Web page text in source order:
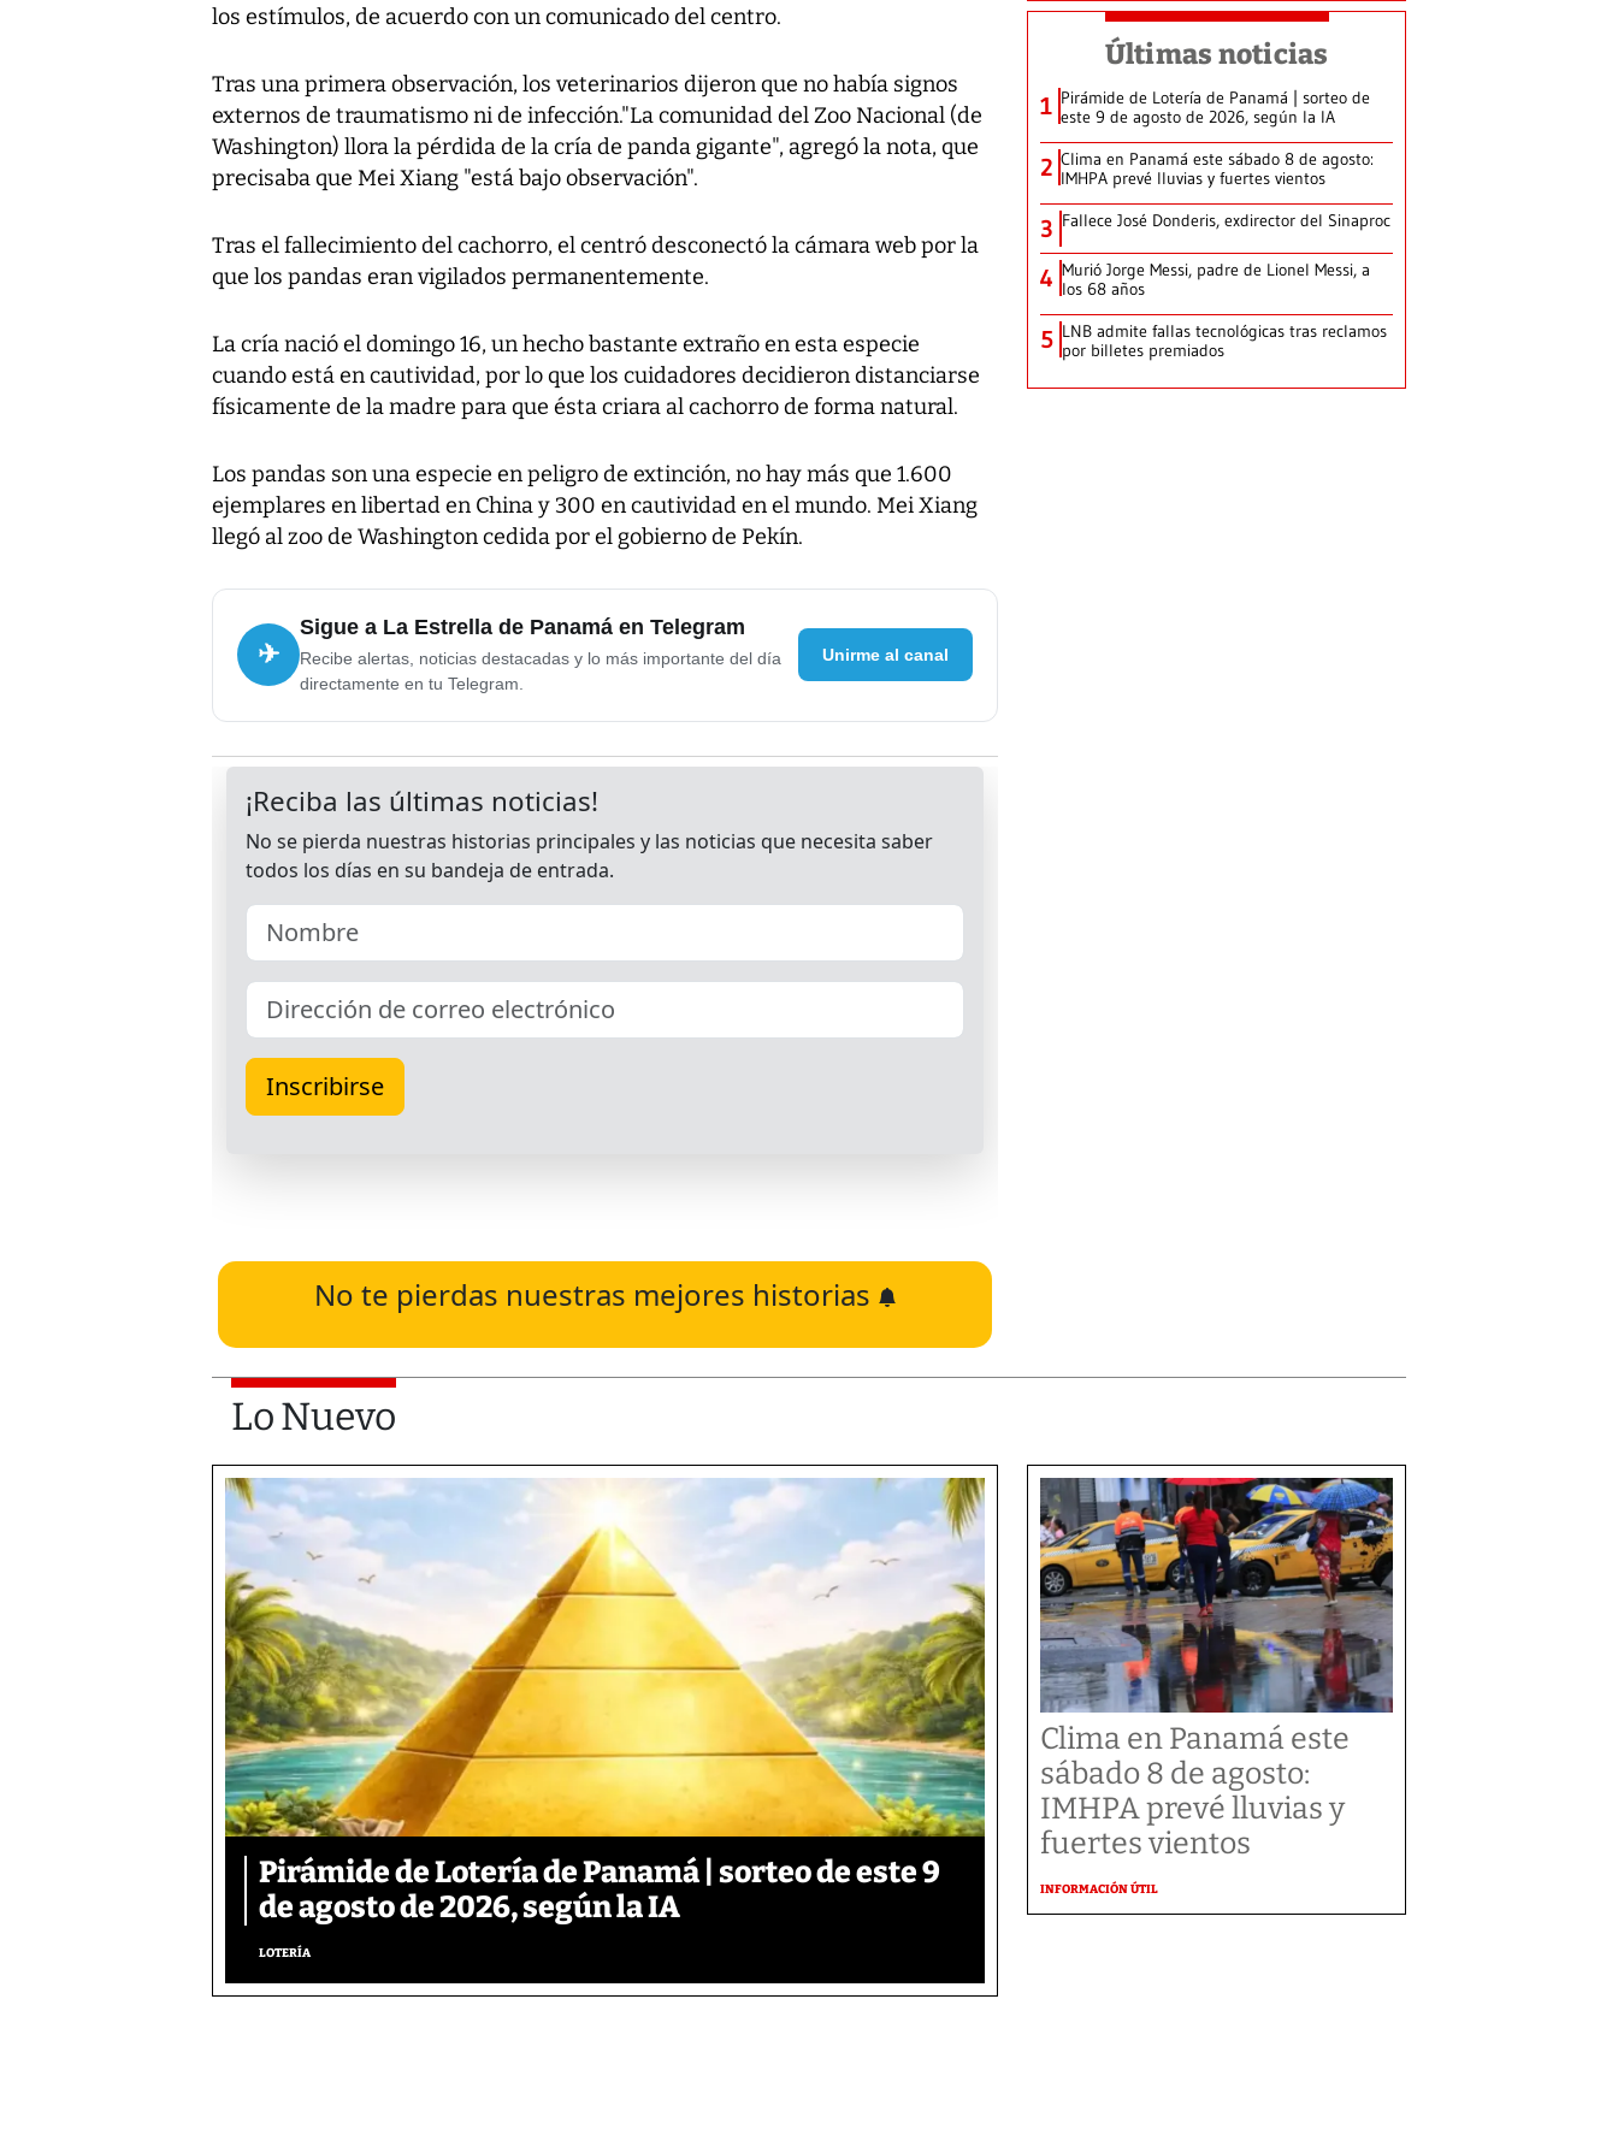
los estímulos, de acuerdo con un comunicado del centro.
Tras una primera observación, los veterinarios dijeron que no había signos
externos de traumatismo ni de infección."La comunidad del Zoo Nacional (de
Washington) llora la pérdida de la cría de panda gigante", agregó la nota, que
precisaba que Mei Xiang "está bajo observación".
Tras el fallecimiento del cachorro, el centró desconectó la cámara web por la
que los pandas eran vigilados permanentemente.
La cría nació el domingo 16, un hecho bastante extraño en esta especie
cuando está en cautividad, por lo que los cuidadores decidieron distanciarse
físicamente de la madre para que ésta criara al cachorro de forma natural.
Los pandas son una especie en peligro de extinción, no hay más que 1.600
ejemplares en libertad en China y 300 en cautividad en el mundo. Mei Xiang
llegó al zoo de Washington cedida por el gobierno de Pekín.
✈
Sigue a La Estrella de Panamá en Telegram
Recibe alertas, noticias destacadas y lo más importante del día
directamente en tu Telegram.
Unirme al canal
No te pierdas nuestras mejores historias
Últimas noticias
1 Pirámide de Lotería de Panamá | sorteo de
este 9 de agosto de 2026, según la IA
2 Clima en Panamá este sábado 8 de agosto:
IMHPA prevé lluvias y fuertes vientos
3 Fallece José Donderis, exdirector del Sinaproc
4 Murió Jorge Messi, padre de Lionel Messi, a
los 68 años
5 LNB admite fallas tecnológicas tras reclamos
por billetes premiados
Lo Nuevo
Pirámide de Lotería de Panamá | sorteo de este 9
de agosto de 2026, según la IA
LOTERÍA
Clima en Panamá este
sábado 8 de agosto:
IMHPA prevé lluvias y
fuertes vientos
INFORMACIÓN ÚTIL